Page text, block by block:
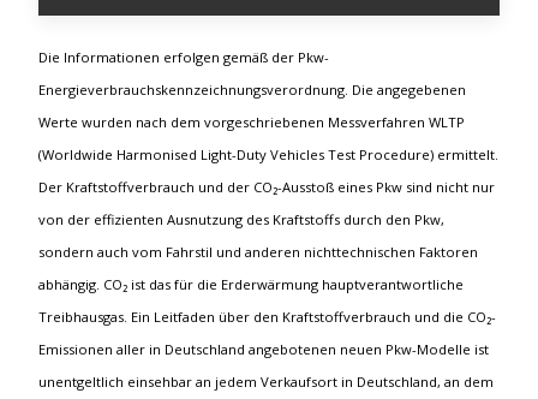
Die Informationen erfolgen gemäß der Pkw-
Energieverbrauchskennzeichnungsverordnung. Die angegebenen
Werte wurden nach dem vorgeschriebenen Messverfahren WLTP
(Worldwide Harmonised Light-Duty Vehicles Test Procedure) ermittelt.
Der Kraftstoffverbrauch und der CO₂-Ausstoß eines Pkw sind nicht nur
von der effizienten Ausnutzung des Kraftstoffs durch den Pkw,
sondern auch vom Fahrstil und anderen nichttechnischen Faktoren
abhängig. CO₂ ist das für die Erderwärmung hauptverantwortliche
Treibhausgas. Ein Leitfaden über den Kraftstoffverbrauch und die CO₂-
Emissionen aller in Deutschland angebotenen neuen Pkw-Modelle ist
unentgeltlich einsehbar an jedem Verkaufsort in Deutschland, an dem